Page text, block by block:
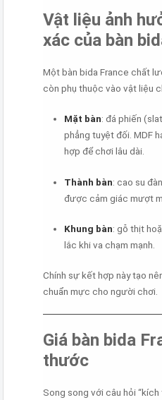
Vật liệu ảnh
xác của bàn
Một bàn bida France chất
còn phụ thuộc vào vật liệu
Mặt bàn: đá phiến
phẳng tuyệt đối. MDF
hợp để chơi lâu dài.
Thành bàn: cao su
được cảm giác mượt
Khung bàn: gỗ thịt
lắc khi va chạm mạnh.
Chính sự kết hợp này tạo
chuẩn mực cho người chơi.
Giá bàn bida
thước
Song song với câu hỏi